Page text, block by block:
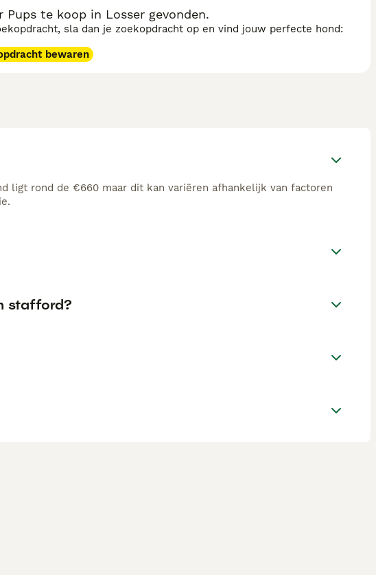
Pups te koop in Losser gevonden.
sla dan je zoekopdracht op en vind jouw perfecte hond:
bewaren
ligt rond de €660 maar dit kan variëren afhankelijk van factoren
stafford?